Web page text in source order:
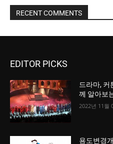
RECENT COMMENTS
EDITOR PICKS
드라마, 커
께 알아보
2022년 11월
용도변경